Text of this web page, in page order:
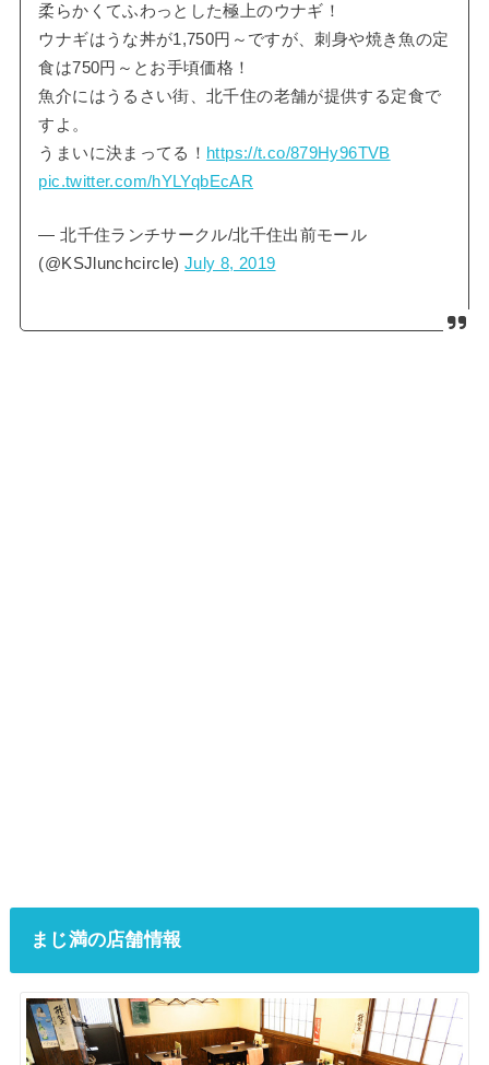
柔らかくてふわっとした極上のウナギ！
ウナギはうな丼が1,750円～ですが、刺身や焼き魚の定
食は750円～とお手頃価格！
魚介にはうるさい街、北千住の老舗が提供する定食で
すよ。
うまいに決まってる！ https://t.co/879Hy96TVB
pic.twitter.com/hYLYqbEcAR
— 北千住ランチサークル/北千住出前モール
(@KSJlunchcircle)July 8, 2019
まじ満の店舗情報